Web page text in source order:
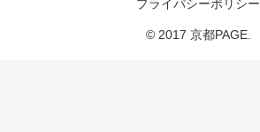
プライバシーポリシー
© 2017 京都PAGE.